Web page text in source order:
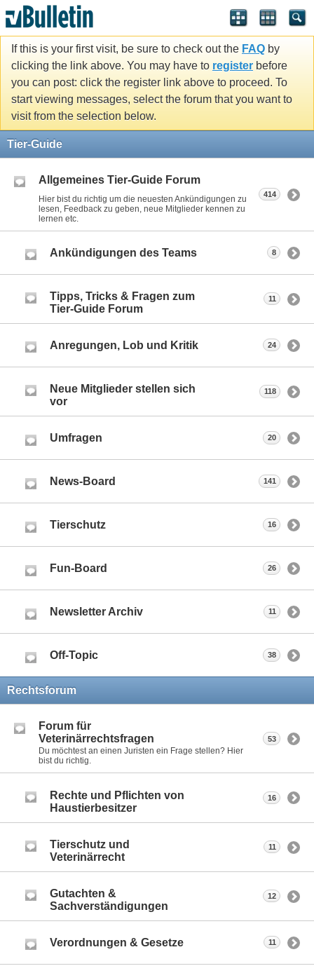
If this is your first visit, be sure to check out the FAQ by
clicking the link above. You may have to register before
you can post: click the register link above to proceed. To
start viewing messages, select the forum that you want to
visit from the selection below.
Tier-Guide
Allgemeines Tier-Guide Forum
Hier bist du richtig um die neuesten Ankündigungen zu
lesen, Feedback zu geben, neue Mitglieder kennen zu
lernen etc.
414
Ankündigungen des Teams 8
Tipps, Tricks & Fragen zum
Tier-Guide Forum
11
Anregungen, Lob und Kritik 24
Neue Mitglieder stellen sich
vor
118
Umfragen 20
News-Board 141
Tierschutz 16
Fun-Board 26
Newsletter Archiv 11
Off-Topic 38
Rechtsforum
Forum für
Veterinärrechtsfragen
Du möchtest an einen Juristen ein Frage stellen? Hier
bist du richtig.
53
Rechte und Pflichten von
Haustierbesitzer
16
Tierschutz und
Veterinärrecht
11
Gutachten &
Sachverständigungen
12
Verordnungen & Gesetze 11